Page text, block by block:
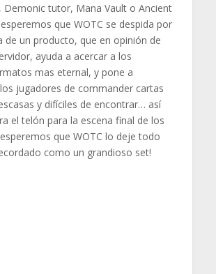
tutor, Mana Vault o Ancient
que WOTC se despida por
de un producto, que en opinión de
ayuda a acercar a los
mas eternal, y pone a
jugadores de commander cartas
y difíciles de encontrar… así
el telón para la escena final de los
que WOTC lo deje todo
como un grandioso set!